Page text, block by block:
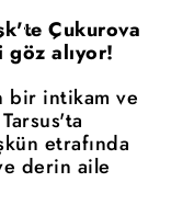
Çukurova
alıyor!
bir intikam ve
etrafında
derin aile